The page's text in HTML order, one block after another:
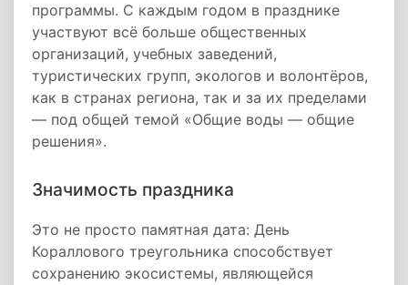
программы. С каждым годом в празднике
участвуют всё больше общественных
организаций, учебных заведений,
туристических групп, экологов и волонтёров,
как в странах региона, так и за их пределами
— под общей темой «Общие воды — общие
решения».
Значимость праздника
Это не просто памятная дата: День
Кораллового треугольника способствует
сохранению экосистемы, являющейся